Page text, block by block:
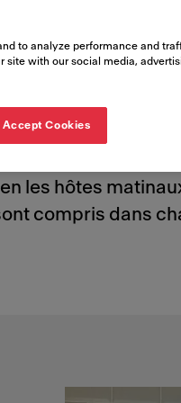
Inn
les hôtes
compris dans
to analyze performance and
site with our social media,
Accept Cookies